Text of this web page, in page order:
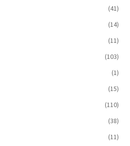
(41)
(14)
(11)
(103)
(1)
(15)
(110)
(38)
(11)